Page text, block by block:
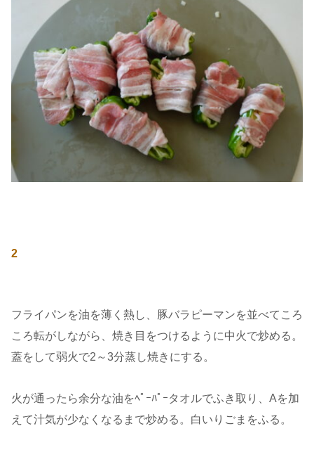
2
フライパンを油を薄く熱し、豚バラピーマンを並べてころ
ころ転がしながら、焼き目をつけるように中火で炒める。
蓋をして弱火で2～3分蒸し焼きにする。
火が通ったら余分な油をﾍﾟｰﾊﾟｰタオルでふき取り、Aを加
えて汁気が少なくなるまで炒める。白いりごまをふる。